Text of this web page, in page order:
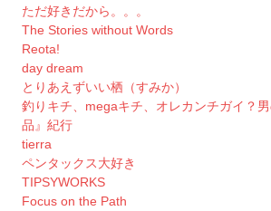
ただ好きだから。。。
The Stories without Words
Reota!
day dream
とりあえずいい栖（すみか）
釣りキチ、megaキチ、オレカンチガイ？
品』紀行
tierra
ペンタックス大好き
TIPSYWORKS
Focus on the Path